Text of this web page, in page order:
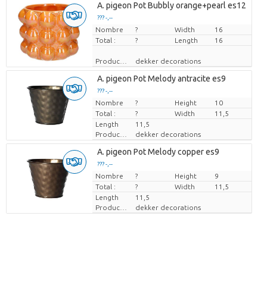
A. pigeon Pot Bubbly orange+pearl es12
??? -,--
Prix par pièce
Nombre ? Width
16
Total :
? Length 16
Producteur dekker decorations
A. pigeon Pot Melody antracite es9
??? -,--
Prix par pièce
Nombre ? Height
10
Total :
? Width
11,5
Length
11,5
Producteur
dekker decorations
A. pigeon Pot Melody copper es9
??? -,--
Prix par pièce
Nombre ? Height
9
Total :
? Width
11,5
Length
11,5
Producteur
dekker decorations